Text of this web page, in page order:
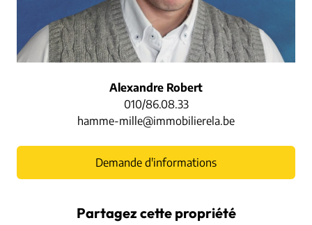
Alexandre Robert
010/86.08.33
hamme-mille@immobilierela.be
Demande d'informations
Partagez cette propriété